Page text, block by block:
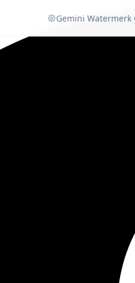
Gemini Watermerk